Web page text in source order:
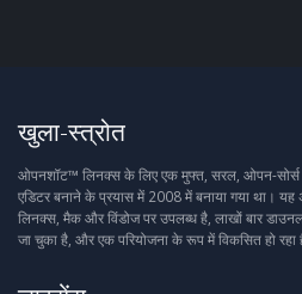
खुला-स्त्रोत
ओपनशॉट™ लिनक्स के लिए एक मुफ्त, सरल, ओपन-सोर्स
एडिटर बनाने के प्रयास में 2008 में बनाया गया था। यह
लिनक्स, मैक और विंडोज पर उपलब्ध है, लाखों बार
जा चुका है, और एक परियोजना के रूप में विकसित हो रहा